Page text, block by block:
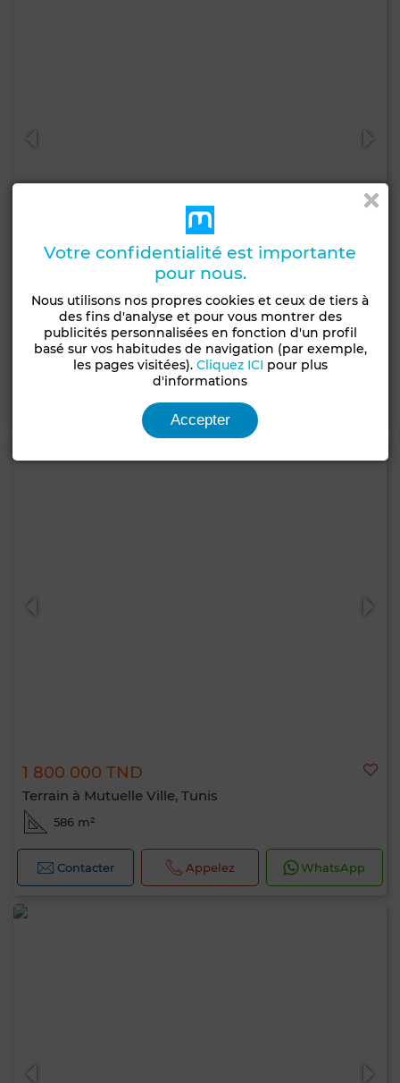
Prix à consulter
Terrain à Mutuelle Ville, Tunis
1700 m²
Appelez
1 800 000 TND
Terrain à Mutuelle Ville, Tunis
586 m²
Contacter Appelez WhatsApp
Votre confidentialité est importante
pour nous.
Nous utilisons nos propres cookies et ceux de tiers à
des fins d'analyse et pour vous montrer des
publicités personnalisées en fonction d'un profil
basé sur vos habitudes de navigation (par exemple,
les pages visitées). Cliquez ICI pour plus
d'informations
Accepter